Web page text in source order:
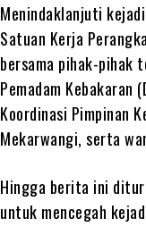
Menindaklanjuti
Satuan Kerja
bersama pihak-pihak
Pemadam Kebakaran
Koordinasi Pimpinan
Mekarwangi, serta
Hingga berita ini
untuk mencegah